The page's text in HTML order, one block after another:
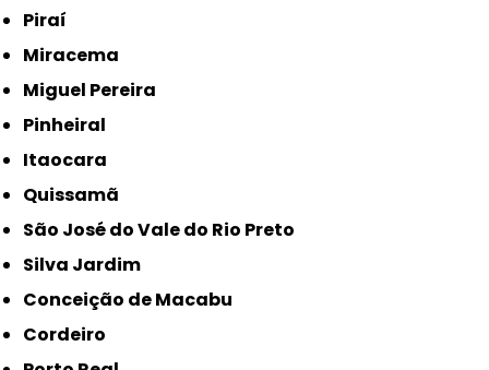
Piraí
Miracema
Miguel Pereira
Pinheiral
Itaocara
Quissamã
São José do Vale do Rio Preto
Silva Jardim
Conceição de Macabu
Cordeiro